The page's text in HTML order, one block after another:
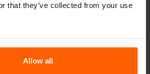
that they’ve collected from your use
Allow all
zijn de mallen gemaakt?